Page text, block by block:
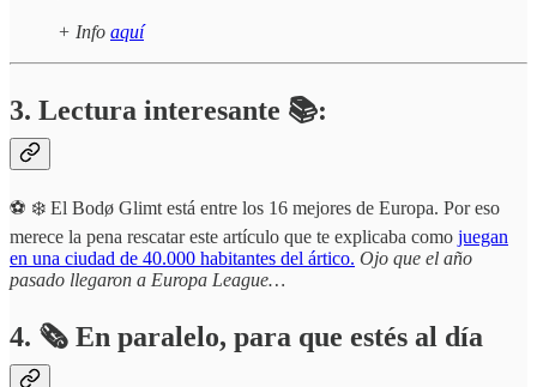
+ Info aquí
3. Lectura interesante 📚:
⚽️ ❄️ El Bodø Glimt está entre los 16 mejores de Europa. Por eso
merece la pena rescatar este artículo que te explicaba como juegan
en una ciudad de 40.000 habitantes del ártico. Ojo que el año
pasado llegaron a Europa League…
4. 🗞️ En paralelo, para que estés al día